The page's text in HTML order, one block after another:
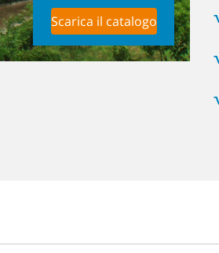
Scarica il catalogo